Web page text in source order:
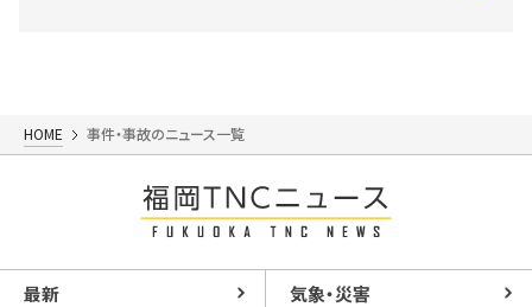
HOME 事件・事故のニュース一覧
最新
気象・災害